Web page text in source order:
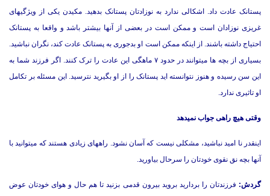
پستانک عادت داد. اشکالی ندارد به نوزادتان پستانک بدهید. مکیدن یکی از ویژگیهای
غریزی نوزادان است و ممکن است در بعضی از آنها بیشتر باشد و واقعا به پستانک
احتیاج داشته باشند. از اینکه ممکن است او بدجوری به پستانک عادت کند، نگران نباشید.
بسیاری از بچه ها میتوانند در حدود ۷ ماهگی این عادت را ترک کنند. اگر فرزند شما به
این سن رسیده و هنوز نتوانسته اید پستانک را از او بگیرید نترسید. این مسئله بر تکامل
او تاثیری ندارد.
وقتی هیچ راهی جواب نمیدهد
اینقدر نا امید نباشید، مشکلی نیست که آسان نشود. راههای زیادی هستند که میتوانید با
آنها بچه نق نقوی خودتان را سرحال بیاورید.
گردش: فرزندتان را بردارید بروید بیرون قدمی بزنید تا هم حال و هوای خودتان عوض